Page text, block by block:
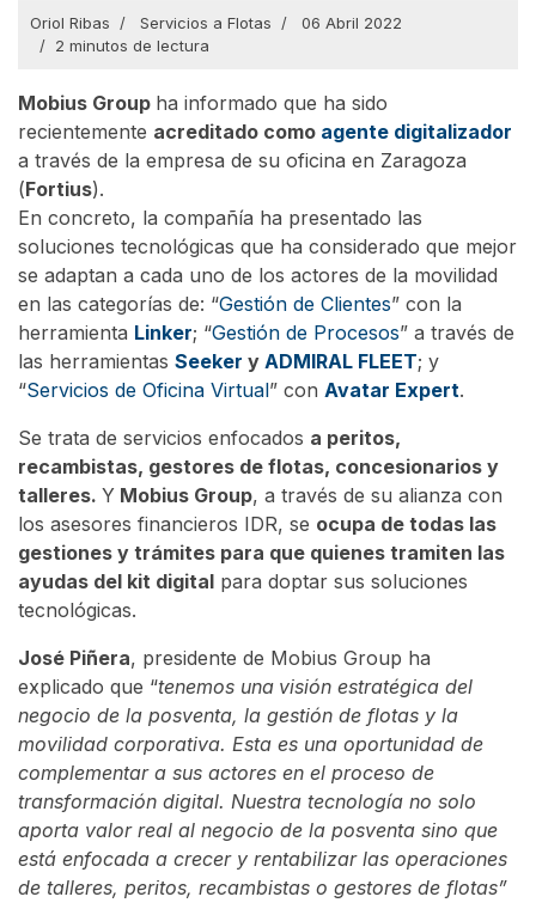
Oriol Ribas Servicios a Flotas
06 Abril 2022
2 minutos de lectura
Mobius Group ha informado que ha sido
recientemente acreditado como agente digitalizador
a través de la empresa de su oficina en Zaragoza
(Fortius).
En concreto, la compañía ha presentado las
soluciones tecnológicas que ha considerado que mejor
se adaptan a cada uno de los actores de la movilidad
en las categorías de: “Gestión de Clientes” con la
herramienta Linker; “Gestión de Procesos” a través de
las herramientas Seeker y ADMIRAL FLEET; y
“Servicios de Oficina Virtual” con Avatar Expert.
Se trata de servicios enfocados a peritos,
recambistas, gestores de flotas, concesionarios y
talleres. Y Mobius Group, a través de su alianza con
los asesores financieros IDR, se ocupa de todas las
gestiones y trámites para que quienes tramiten las
ayudas del kit digital para doptar sus soluciones
tecnológicas.
José Piñera, presidente de Mobius Group ha
explicado que “tenemos una visión estratégica del
negocio de la posventa, la gestión de flotas y la
movilidad corporativa. Esta es una oportunidad de
complementar a sus actores en el proceso de
transformación digital. Nuestra tecnología no solo
aporta valor real al negocio de la posventa sino que
está enfocada a crecer y rentabilizar las operaciones
de talleres, peritos, recambistas o gestores de flotas”